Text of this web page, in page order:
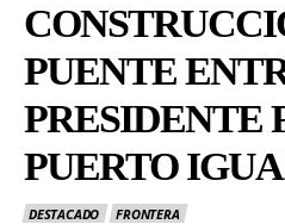
PUENTE
PRESIDENTE
PUERTO
DESTACADO
FRONTERA